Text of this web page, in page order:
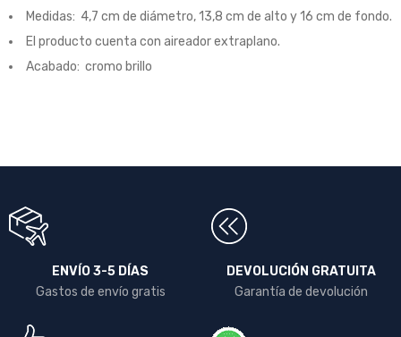
Medidas: 4,7 cm de diámetro, 13,8 cm de alto y 16 cm de fondo.
El producto cuenta con aireador extraplano.
Acabado: cromo brillo
ENVÍO 3-5 DÍAS
Gastos de envío gratis
DEVOLUCIÓN GRATUITA
Garantía de devolución